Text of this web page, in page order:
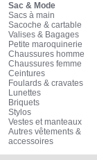
Sac & Mode
Sacs à main
Sacoche & cartable
Valises & Bagages
Petite maroquinerie
Chaussures homme
Chaussures femme
Ceintures
Foulards & cravates
Lunettes
Briquets
Stylos
Vestes et manteaux
Autres vêtements &
accessoires